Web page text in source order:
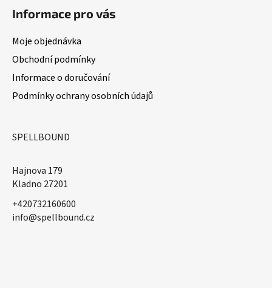
Informace pro vás
Moje objednávka
Obchodní podmínky
Informace o doručování
Podmínky ochrany osobních údajů
SPELLBOUND
Hajnova 179
Kladno 27201
+420732160600
​info@spellbound.cz